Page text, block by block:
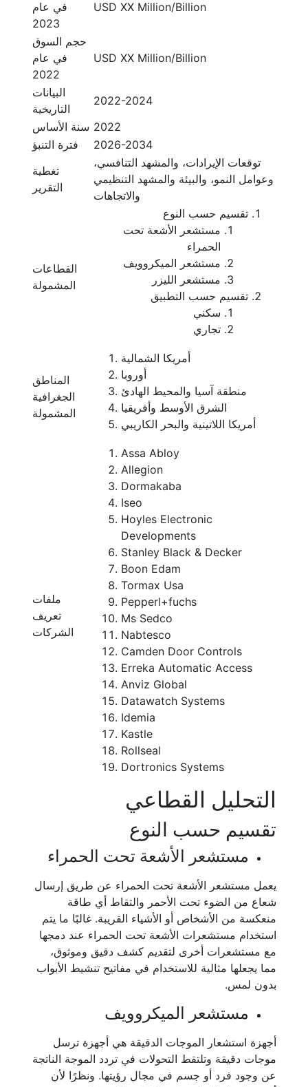
في عام
2023
USD XX Million/Billion
حجم السوق
في عام
2022
USD XX Million/Billion
البيانات
التاريخية
2022-2024
سنة الأساس 2022
فترة التنبؤ
2026-2034
تغطية
التقرير
توقعات الإيرادات، والمشهد التنافسي،
وعوامل النمو، والبيئة والمشهد التنظيمي
والاتجاهات
القطاعات
المشمولة
تقسيم حسب النوع
مستشعر الأشعة تحت
الحمراء
مستشعر الميكروويف
مستشعر الليزر
تقسيم حسب التطبيق
سكني
تجاري
المناطق
الجغرافية
المشمولة
أمريكا الشمالية
أوروبا
منطقة آسيا والمحيط الهادئ
الشرق الأوسط وأفريقيا
أمريكا اللاتينية والبحر الكاريبي
ملفات
تعريف
الشركات
Assa Abloy
Allegion
Dormakaba
Iseo
Hoyles Electronic
Developments
Stanley Black & Decker
Boon Edam
Tormax Usa
Pepperl+fuchs
Ms Sedco
Nabtesco
Camden Door Controls
Erreka Automatic Access
Anviz Global
Datawatch Systems
Idemia
Kastle
Rollseal
Dortronics Systems
التحليل القطاعي
تقسيم حسب النوع
مستشعر الأشعة تحت الحمراء
يعمل مستشعر الأشعة تحت الحمراء عن طريق إرسال
شعاع من الضوء تحت الأحمر والتقاط أي طاقة
منعكسة من الأشخاص أو الأشياء القريبة. غالبًا ما يتم
استخدام مستشعرات الأشعة تحت الحمراء عند دمجها
مع مستشعرات أخرى لتقديم كشف دقيق وموثوق،
مما يجعلها مثالية للاستخدام في مفاتيح تنشيط الأبواب
بدون لمس.
مستشعر الميكروويف
أجهزة استشعار الموجات الدقيقة هي أجهزة ترسل
موجات دقيقة وتلتقط التحولات في تردد الموجة الناتجة
عن وجود فرد أو جسم في مجال رؤيتها. ونظرًا لأن